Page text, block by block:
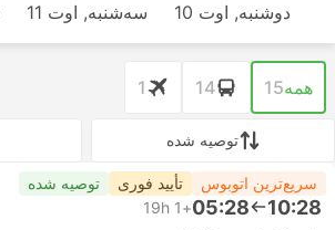
دوشنبه, اوت 10 سه‌شنبه, اوت 11
همه15
14
1
توصیه شده
سریع‌ترین اتوبوس تأیید فوری توصیه شده
10:28
05:28
+1
19h